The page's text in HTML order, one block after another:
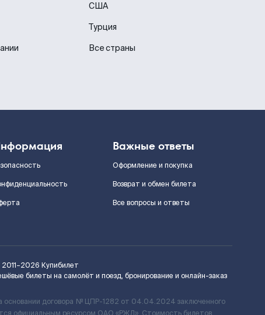
США
Турция
Все страны
Важные ответы
Оформление и покупка
Возврат и обмен билета
Все вопросы и ответы
2011–2026 Купибилет
билеты на самолёт и поезд, бронирование и онлайн-заказ
договора № ЦПР-1282 от 04.04.2024 заключенного